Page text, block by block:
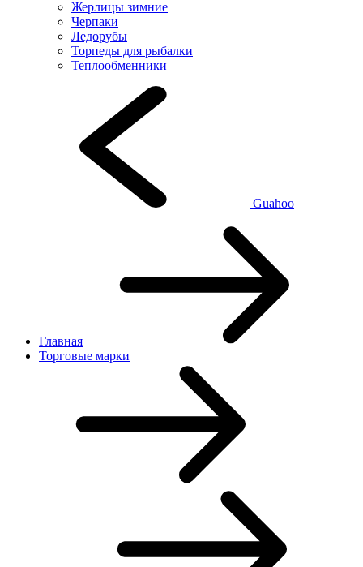
Жерлицы зимние
Черпаки
Ледорубы
Торпеды для рыбалки
Теплообменники
Guahoo
Главная
Торговые марки